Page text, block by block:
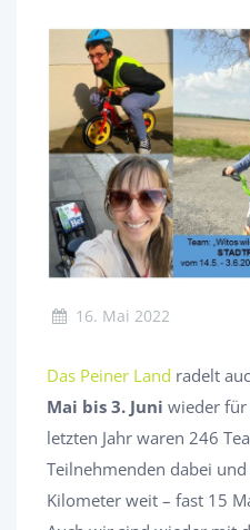
16. Mai 2022
Das Peiner Land radelt
Mai bis 3. Juni wieder für
letzten Jahr waren 246
Teilnehmenden dabei
Kilometer weit – fast 15